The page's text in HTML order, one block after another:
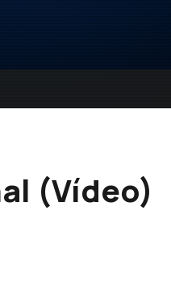
(Vídeo)